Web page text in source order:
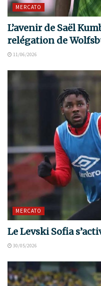
MERCATO
L’avenir de Saël
relégation de
11/06/2026
MERCATO
Le Levski Sofia
30/05/2026